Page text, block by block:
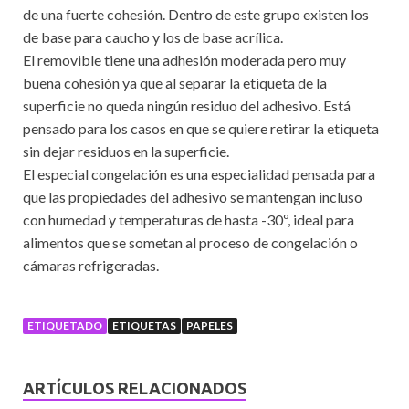
de una fuerte cohesión. Dentro de este grupo existen los
de base para caucho y los de base acrílica.
El removible tiene una adhesión moderada pero muy
buena cohesión ya que al separar la etiqueta de la
superficie no queda ningún residuo del adhesivo. Está
pensado para los casos en que se quiere retirar la etiqueta
sin dejar residuos en la superficie.
El especial congelación es una especialidad pensada para
que las propiedades del adhesivo se mantengan incluso
con humedad y temperaturas de hasta -30º, ideal para
alimentos que se sometan al proceso de congelación o
cámaras refrigeradas.
ETIQUETADO ETIQUETAS PAPELES
ARTÍCULOS RELACIONADOS